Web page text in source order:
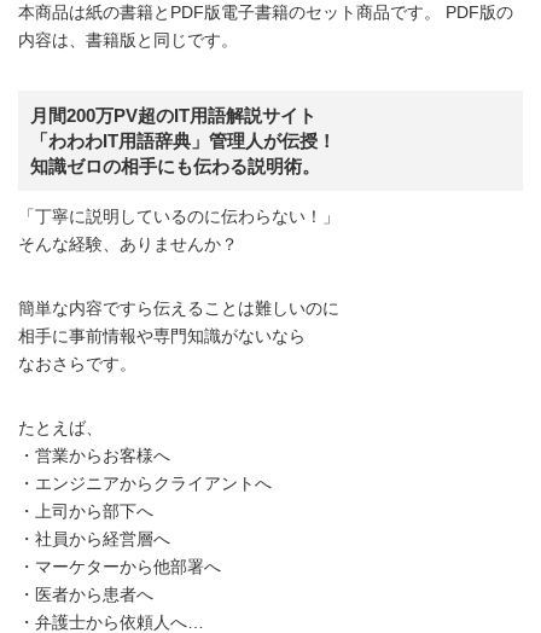
本商品は紙の書籍とPDF版電子書籍のセット商品です。 PDF版の
内容は、書籍版と同じです。
月間200万PV超のIT用語解説サイト
「わわわIT用語辞典」管理人が伝授！
知識ゼロの相手にも伝わる説明術。
「丁寧に説明しているのに伝わらない！」
そんな経験、ありませんか？
簡単な内容ですら伝えることは難しいのに
相手に事前情報や専門知識がないなら
なおさらです。
たとえば、
・営業からお客様へ
・エンジニアからクライアントへ
・上司から部下へ
・社員から経営層へ
・マーケターから他部署へ
・医者から患者へ
・弁護士から依頼人へ…